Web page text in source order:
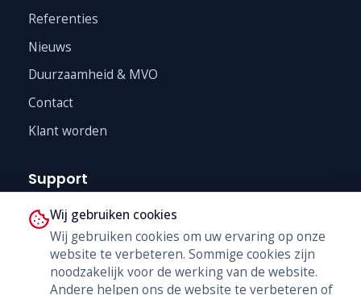
Referenties
Nieuws
Duurzaamheid & MVO
Contact
Klant worden
Support
Technische Dienst
Trainingen
B2B Shop
Wij gebruiken cookies
Wij gebruiken cookies om uw ervaring op onze
website te verbeteren. Sommige cookies zijn
noodzakelijk voor de werking van de website.
Andere helpen ons de website te verbeteren of